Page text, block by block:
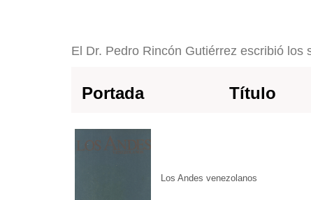
El Dr. Pedro Rincón Gutiérrez escribió los
Portada Título
Los Andes venezolanos